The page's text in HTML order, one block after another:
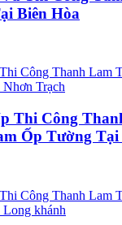
Biên Hòa
Thi Công
Ốp Tường Tại